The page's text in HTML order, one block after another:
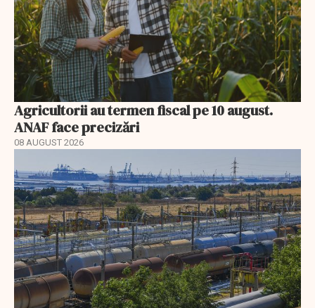
Agricultorii au termen fiscal pe 10 august.
ANAF face precizări
08 AUGUST 2026